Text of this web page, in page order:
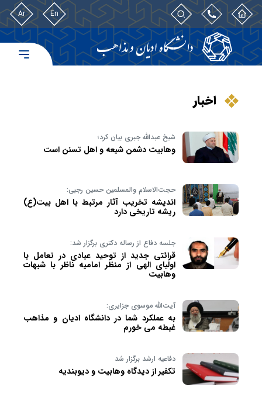
En
Ar
اخبار
شیخ عبدالله جبری بیان کرد؛
وهابیت دشمن شیعه و اهل تسنن است
حجت‌الاسلام والمسلمین حسین رجبی:
اندیشه تخریب آثار مرتبط با اهل بیت(ع)
ریشه تاریخی دارد
جلسه دفاع از رساله دکتری برگزار شد:
قرائتی جدید از توحید عبادی در تعامل با
اولیای الهی از منظر امامیه ناظر با شبهات
وهابیت
آیت‌الله موسوی جزایری:
به عملکرد شما در دانشگاه ادیان و مذاهب
غبطه می خورم
دفاعیه ارشد برگزار شد
تکفیر از دیدگاه وهابیت و دیوبندیه